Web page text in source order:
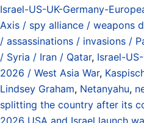
Israel-US-UK-Germany-
Axis / spy alliance / weapons
/ assassinations / invasions /
/ Syria / Iran / Qatar, Israel-
2026 / West Asia War,
Lindsey Graham, Netanyahu,
splitting the country after its
2026 USA and Israel launch